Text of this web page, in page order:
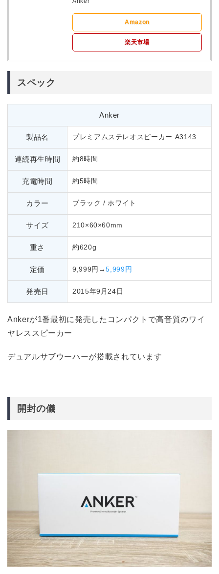
Amazon
楽天市場
スペック
Anker
製品名 プレミアムステレオスピーカー A3143
連続再生時間 約8時間
充電時間 約5時間
カラー ブラック / ホワイト
サイズ 210×60×60mm
重さ 約620g
定価 9,999円→5,999円
発売日 2015年9月24日
Ankerが1番最初に発売したコンパクトで高音質のワイ
ヤレススピーカー
デュアルサブウーハーが搭載されています
開封の儀